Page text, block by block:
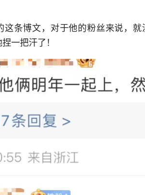
这条博文，对于他的粉丝来说，
一把汗了！